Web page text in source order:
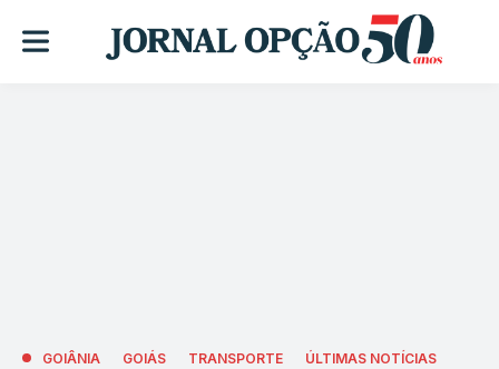
GOIÂNIA GOIÁS TRANSPORTE ÚLTIMAS NOTÍCIAS